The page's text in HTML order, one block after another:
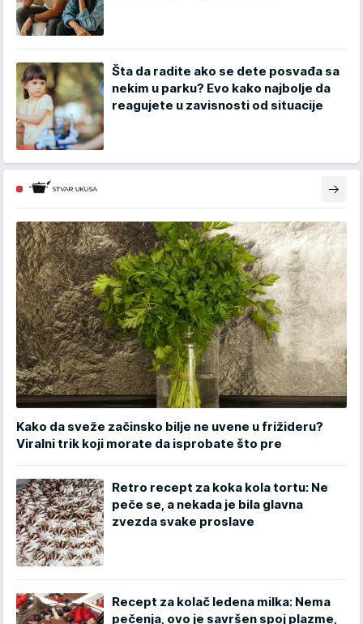
Šta da radite ako se dete posvađa sa
nekim u parku? Evo kako najbolje da
reagujete u zavisnosti od situacije
Kako da sveže začinsko bilje ne uvene u frižideru?
Viralni trik koji morate da isprobate što pre
Retro recept za koka kola tortu: Ne
peče se, a nekada je bila glavna
zvezda svake proslave
Recept za kolač ledena milka: Nema
pečenja, ovo je savršen spoj plazme,